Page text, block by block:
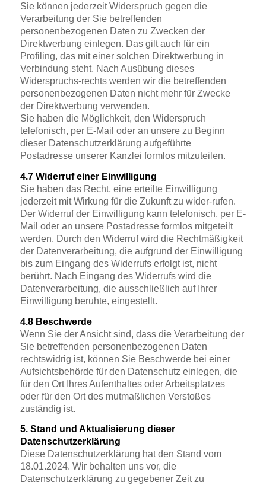
Sie können jederzeit Widerspruch gegen die
Verarbeitung der Sie betreffenden
personenbezogenen Daten zu Zwecken der
Direktwerbung einlegen. Das gilt auch für ein
Profiling, das mit einer solchen Direktwerbung in
Verbindung steht. Nach Ausübung dieses
Widerspruchs-rechts werden wir die betreffenden
personenbezogenen Daten nicht mehr für Zwecke
der Direktwerbung verwenden.
Sie haben die Möglichkeit, den Widerspruch
telefonisch, per E-Mail oder an unsere zu Beginn
dieser Datenschutzerklärung aufgeführte
Postadresse unserer Kanzlei formlos mitzuteilen.
4.7 Widerruf einer Einwilligung
Sie haben das Recht, eine erteilte Einwilligung
jederzeit mit Wirkung für die Zukunft zu wider-rufen.
Der Widerruf der Einwilligung kann telefonisch, per E-
Mail oder an unsere Postadresse formlos mitgeteilt
werden. Durch den Widerruf wird die Rechtmäßigkeit
der Datenverarbeitung, die aufgrund der Einwilligung
bis zum Eingang des Widerrufs erfolgt ist, nicht
berührt. Nach Eingang des Widerrufs wird die
Datenverarbeitung, die ausschließlich auf Ihrer
Einwilligung beruhte, eingestellt.
4.8 Beschwerde
Wenn Sie der Ansicht sind, dass die Verarbeitung der
Sie betreffenden personenbezogenen Daten
rechtswidrig ist, können Sie Beschwerde bei einer
Aufsichtsbehörde für den Datenschutz einlegen, die
für den Ort Ihres Aufenthaltes oder Arbeitsplatzes
oder für den Ort des mutmaßlichen Verstoßes
zuständig ist.
5. Stand und Aktualisierung dieser
Datenschutzerklärung
Diese Datenschutzerklärung hat den Stand vom
18.01.2024. Wir behalten uns vor, die
Datenschutzerklärung zu gegebener Zeit zu